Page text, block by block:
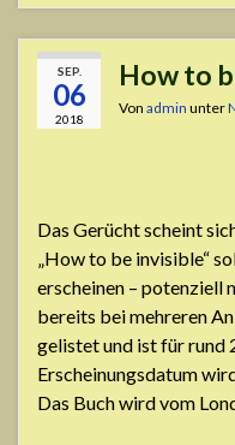
SEP.
06
2018
How to
Von admin unter
Das Gerücht scheint
„How to be invisible“
erscheinen – potenziell
bereits bei mehreren
gelistet und ist für rund
Erscheinungsdatum
Das Buch wird vom